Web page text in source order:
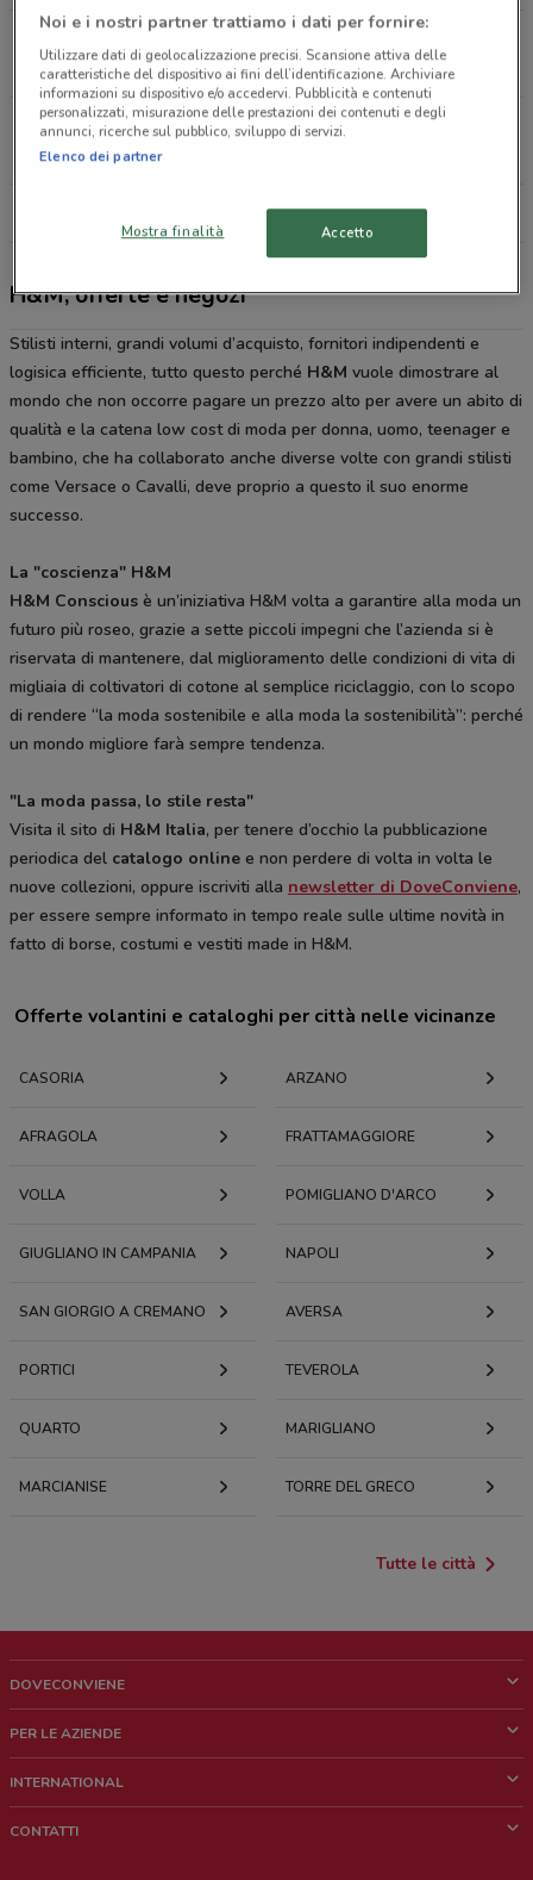
80142 Abruzzo Napoli
6.1 km
Via Roma, 343 Napoli
7.7 km
APERTO
Tutti i negozi H&M
H&M, offerte e negozi
Stilisti interni, grandi volumi d’acquisto, fornitori indipendenti e
logisica efficiente, tutto questo perché H&M vuole dimostrare al
mondo che non occorre pagare un prezzo alto per avere un abito di
qualità e la catena low cost di moda per donna, uomo, teenager e
bambino, che ha collaborato anche diverse volte con grandi stilisti
come Versace o Cavalli, deve proprio a questo il suo enorme
successo.
La "coscienza" H&M
H&M Conscious è un’iniziativa H&M volta a garantire alla moda un
futuro più roseo, grazie a sette piccoli impegni che l’azienda si è
riservata di mantenere, dal miglioramento delle condizioni di vita di
migliaia di coltivatori di cotone al semplice riciclaggio, con lo scopo
di rendere “la moda sostenibile e alla moda la sostenibilità”: perché
un mondo migliore farà sempre tendenza.
"La moda passa, lo stile resta"
Visita il sito di H&M Italia, per tenere d’occhio la pubblicazione
periodica del catalogo online e non perdere di volta in volta le
nuove collezioni, oppure iscriviti alla newsletter di DoveConviene,
per essere sempre informato in tempo reale sulle ultime novità in
fatto di borse, costumi e vestiti made in H&M.
Offerte volantini e cataloghi per città nelle vicinanze
CASORIA ARZANO
AFRAGOLA FRATTAMAGGIORE
VOLLA POMIGLIANO D'ARCO
GIUGLIANO IN CAMPANIA NAPOLI
SAN GIORGIO A CREMANO AVERSA
PORTICI TEVEROLA
QUARTO MARIGLIANO
MARCIANISE TORRE DEL GRECO
Tutte le città
DOVECONVIENE
Chi siamo
Lavora con noi
PER LE AZIENDE
Richieste commerciali e marketing
INTERNATIONAL
CONTATTI
Noi e i nostri partner trattiamo i dati per fornire:
Utilizzare dati di geolocalizzazione precisi. Scansione attiva delle
caratteristiche del dispositivo ai fini dell’identificazione. Archiviare
informazioni su dispositivo e/o accedervi. Pubblicità e contenuti
personalizzati, misurazione delle prestazioni dei contenuti e degli
annunci, ricerche sul pubblico, sviluppo di servizi.
Elenco dei partner
Mostra finalità Accetto